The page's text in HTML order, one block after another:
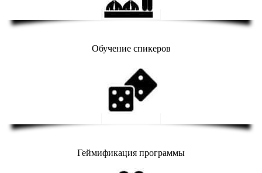
Обучение спикеров
Геймификация программы